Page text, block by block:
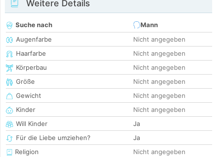
Weitere Details
Suche nach
Mann
Augenfarbe
Nicht angegeben
Haarfarbe
Nicht angegeben
Körperbau
Nicht angegeben
Größe
Nicht angegeben
Gewicht
Nicht angegeben
Kinder
Nicht angegeben
Will Kinder
Ja
Für die Liebe umziehen?
Ja
Religion
Nicht angegeben